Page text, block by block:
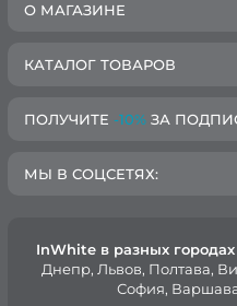
О МАГАЗИНЕ
КАТАЛОГ ТОВАРОВ
ПОЛУЧИТЕ -10% ЗА
МЫ В СОЦСЕТЯХ:
InWhite в разных
Днепр, Львов, Полтава,
София,